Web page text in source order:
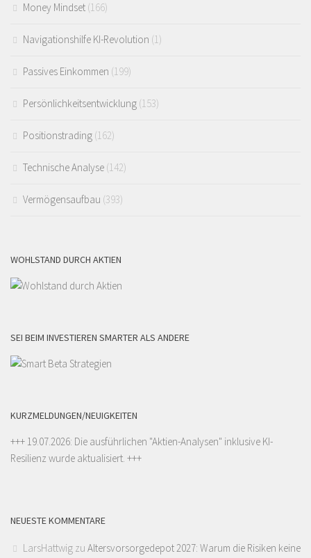
Money Mindset (166)
Navigationshilfe KI-Revolution (1)
Passives Einkommen (199)
Persönlichkeitsentwicklung (153)
Positionstrading (162)
Technische Analyse (142)
Vermögensaufbau (393)
WOHLSTAND DURCH AKTIEN
SEI BEIM INVESTIEREN SMARTER ALS ANDERE
KURZMELDUNGEN/NEUIGKEITEN
+++ 19.07.2026: Die ausführlichen "Aktien-Analysen" inklusive KI-
Resilienz wurde aktualisiert. +++
NEUESTE KOMMENTARE
LarsHattwig zu Altersvorsorgedepot 2027: Warum die Risiken keine